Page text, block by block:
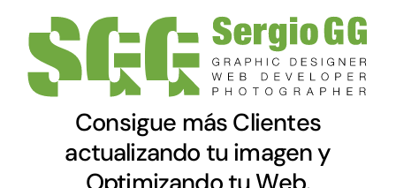
Consigue más Clientes
actualizando tu imagen y